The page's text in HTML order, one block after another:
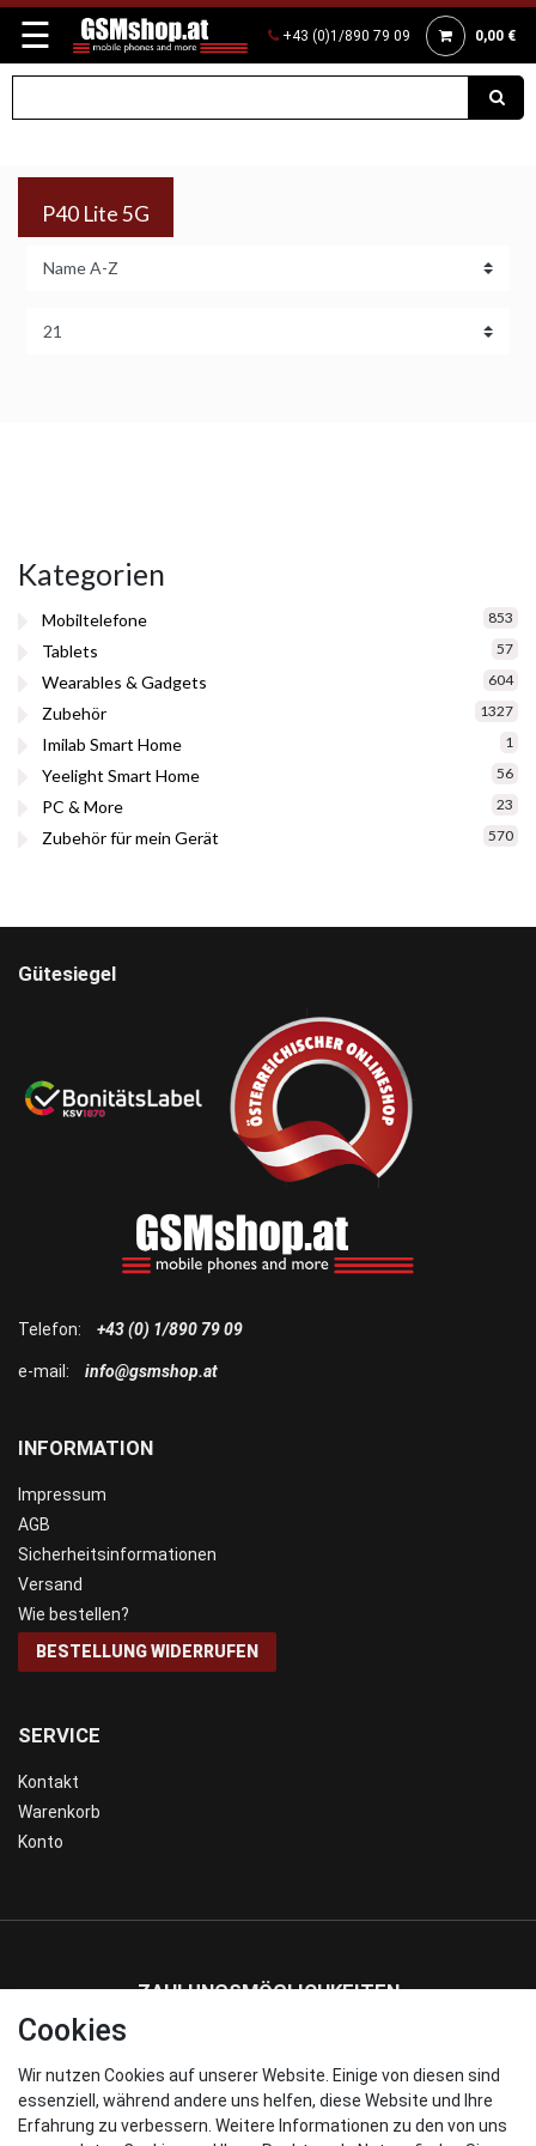
☰ +43 (0)1/890 79 09 0,00 €
P40 Lite 5G
Kategorien
Mobiltelefone 853
Tablets 57
Wearables & Gadgets 604
Zubehör 1327
Imilab Smart Home 1
Yeelight Smart Home 56
PC & More 23
Zubehör für mein Gerät 570
SERVICE
Kontakt
Warenkorb
Konto
INFORMATION
Impressum
AGB
Sicherheitsinformationen
Versand
Wie bestellen?
BESTELLUNG WIDERRUFEN
Telefon: +43 (0) 1/890 79 09
e-mail: info@gsmshop.at
Gütesiegel
ZAHLUNGSMÖGLICHKEITEN
WIR VERSENDEN MIT
Cookies
Wir nutzen Cookies auf unserer Website. Einige von diesen sind
essenziell, während andere uns helfen, diese Website und Ihre
Erfahrung zu verbessern. Weitere Informationen zu den von uns